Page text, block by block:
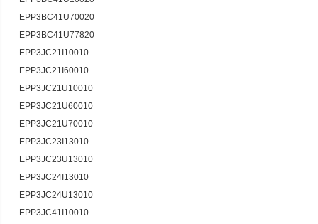
EPP3BC41U70020
EPP3BC41U77820
EPP3JC21I10010
EPP3JC21I60010
EPP3JC21U10010
EPP3JC21U60010
EPP3JC21U70010
EPP3JC23I13010
EPP3JC23U13010
EPP3JC24I13010
EPP3JC24U13010
EPP3JC41I10010